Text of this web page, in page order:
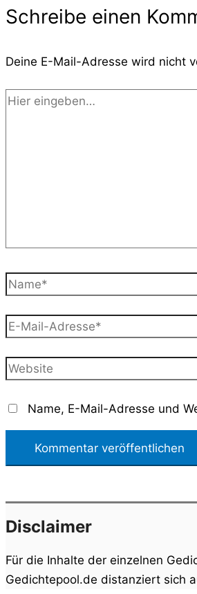
Schreibe einen
Deine E-Mail-Adresse wird nicht
Hier
Name*
E-
Adresse*
Website
Name, E-Mail-Adresse und
Disclaimer
Für die Inhalte der einzelnen
Gedichtepool.de distanziert sich